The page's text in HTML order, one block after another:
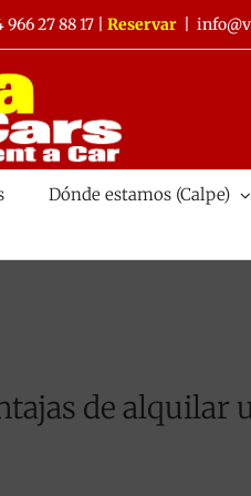
966 27 88 17 Reservar
Dónde estamos (Calpe)
de alquilar